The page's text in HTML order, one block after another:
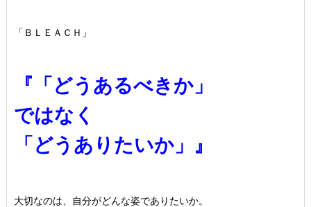
「 ＢＬＥＡＣＨ」
『「どうあるべきか」
ではなく
「どうありたいか」』
大切なのは、自分がどんな姿でありたいか。